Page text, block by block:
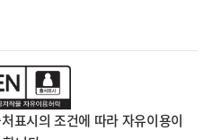
표시의 조건에 따라 자유이용이